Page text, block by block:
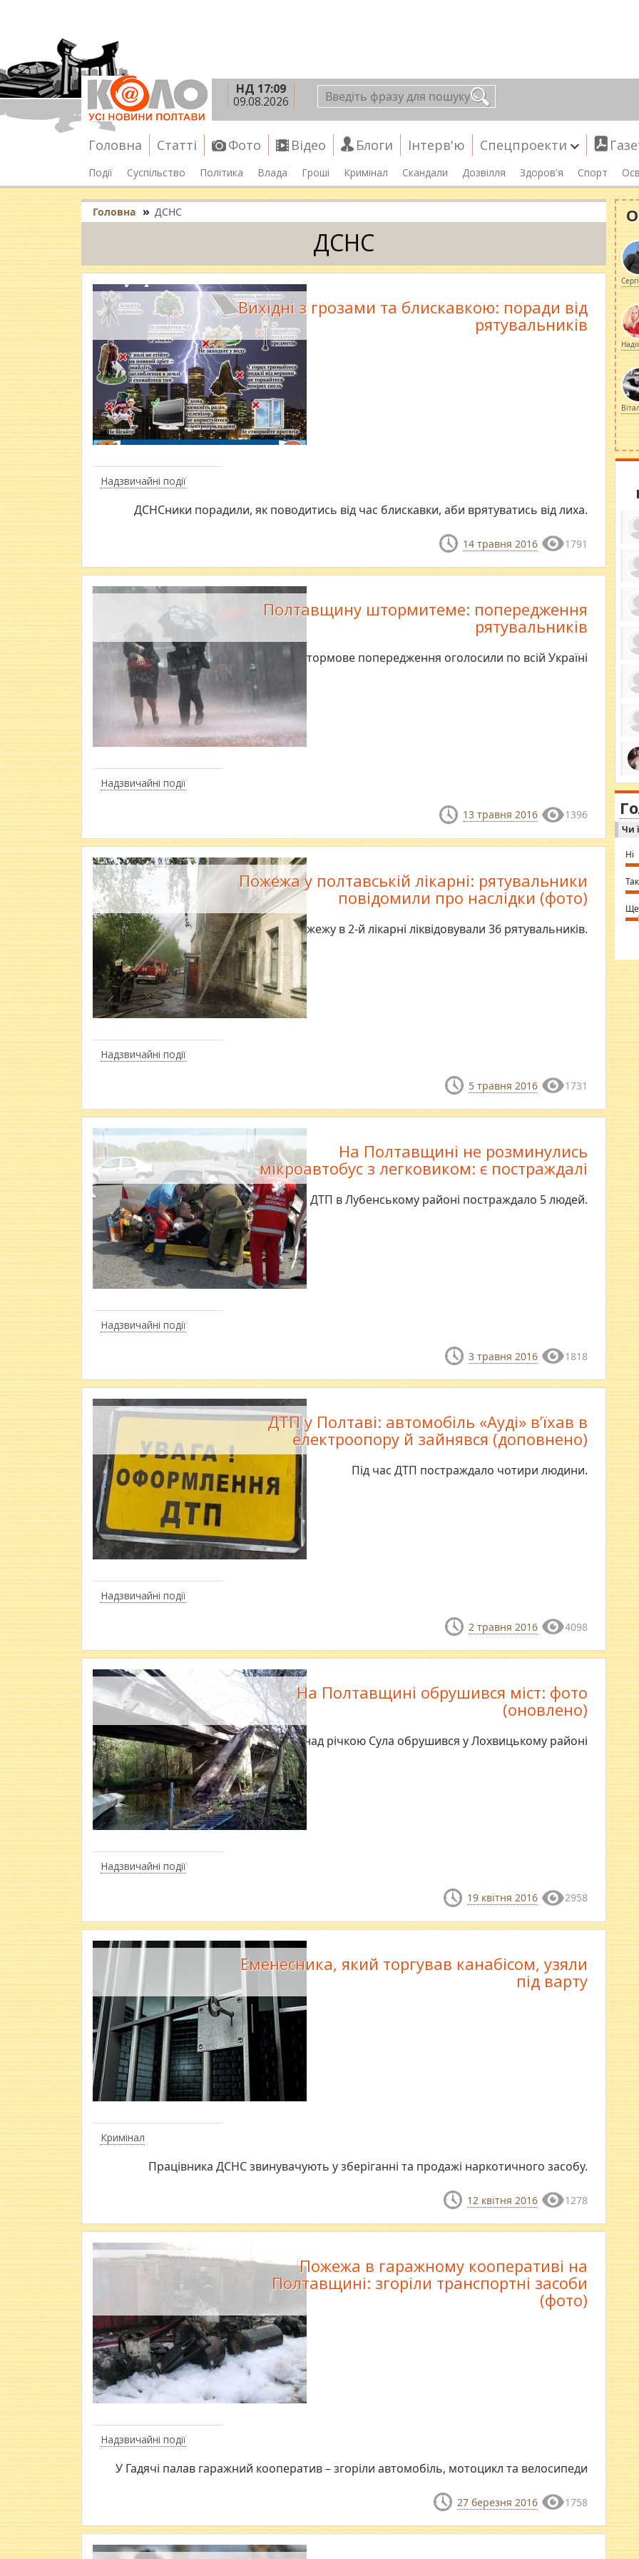
НД 17:09
09.08.2026
Головна Статті Фото Відео Блоги Інтерв'ю Спецпроекти
Події Суспільство Політика Влада Гроші Кримінал Скандали Дозвілля Здоров'я Спорт
Головна » ДСНС
ДСНС
Надзвичайні події
Вихідні з грозами та блискавкою: поради від
рятувальників
ДСНСники порадили, як поводитись від час блискавки, аби врятуватись від лиха.
14 травня 2016 1791
Надзвичайні події
Полтавщину штормитеме: попередження
рятувальників
Штормове попередження оголосили по всій Україні
13 травня 2016 1396
Надзвичайні події
Пожежа у полтавській лікарні: рятувальники
повідомили про наслідки (фото)
Пожежу в 2-й лікарні ліквідовували 36 рятувальників.
5 травня 2016 1731
Надзвичайні події
На Полтавщині не розминулись
мікроавтобус з легковиком: є постраждалі
Під час ДТП в Лубенському районі постраждало 5 людей.
3 травня 2016 1818
Надзвичайні події
ДТП у Полтаві: автомобіль «Ауді» в’їхав в
електроопору й зайнявся (доповнено)
Під час ДТП постраждало чотири людини.
2 травня 2016 4098
Надзвичайні події
На Полтавщині обрушився міст: фото
(оновлено)
Міст над річкою Сула обрушився у Лохвицькому районі
19 квітня 2016 2958
Кримінал
Еменесника, який торгував канабісом, узяли
під варту
Працівника ДСНС звинувачують у зберіганні та продажі наркотичного засобу.
12 квітня 2016 1278
Надзвичайні події
Пожежа в гаражному кооперативі на
Полтавщині: згоріли транспортні засоби
(фото)
У Гадячі палав гаражний кооператив – згоріли автомобіль, мотоцикл та велосипеди
27 березня 2016 1758
за
ми
in
⇒
Чи
Ні
Так
Ще